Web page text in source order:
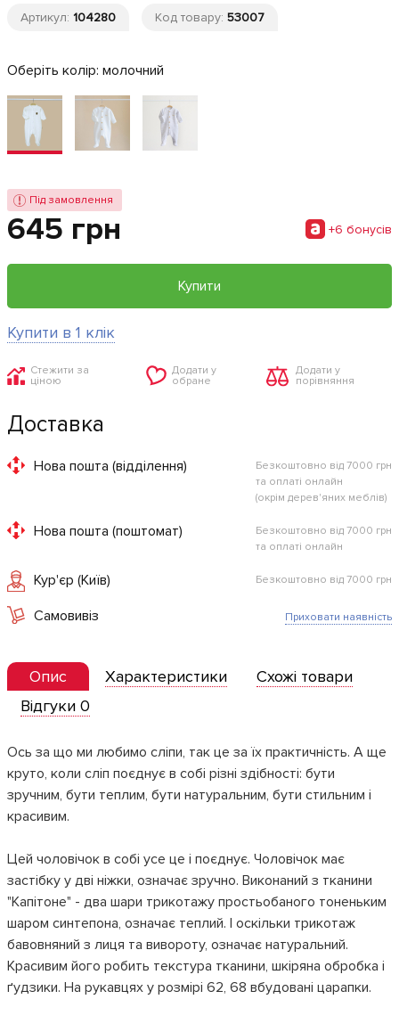
Артикул: 104280 Код товару: 53007
Оберіть колір: молочний
Під замовлення
645 грн +6 бонусiв
Купити
Купити в 1 клік
Стежити за
ціною
Додати у
обране
Додати у
порівняння
Доставка
Нова пошта (відділення)
Безкоштовно від 7000 грн
та оплаті онлайн
(окрім дерев'яних меблів)
Нова пошта (поштомат)
Безкоштовно від 7000 грн
та оплаті онлайн
Кур'єр (Київ) Безкоштовно від 7000 грн
Самовивіз Приховати наявність
Опис Характеристики
Схожі товари
Відгуки 0
Ось за що ми любимо сліпи, так це за їх практичність. А ще
круто, коли сліп поєднує в собі різні здібності: бути
зручним, бути теплим, бути натуральним, бути стильним і
красивим.
Цей чоловічок в собі усе це і поєднує. Чоловічок має
застібку у дві ніжки, означає зручно. Виконаний з тканини
"Капітоне" - два шари трикотажу простьобаного тоненьким
шаром синтепона, означає теплий. І оскільки трикотаж
бавовняний з лиця та вивороту, означає натуральний.
Красивим його робить текстура тканини, шкіряна обробка і
ґудзики. На рукавцях у розмірі 62, 68 вбудовані царапки.